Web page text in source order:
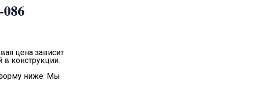
цена зависит
в конструкции.
форму ниже. Мы